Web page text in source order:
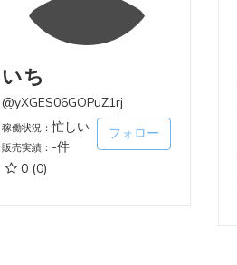
いち
@yXGES06GOPuZ1rj
稼働状況：忙しい
販売実績： -件
0 (0)
フォロー